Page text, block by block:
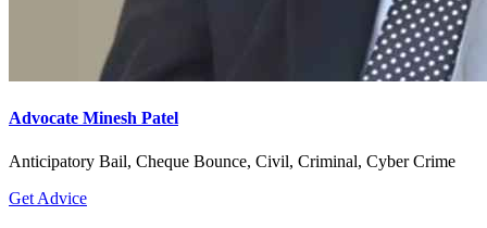
Advocate Minesh Patel
Anticipatory Bail, Cheque Bounce, Civil, Criminal, Cyber Crime
Get Advice